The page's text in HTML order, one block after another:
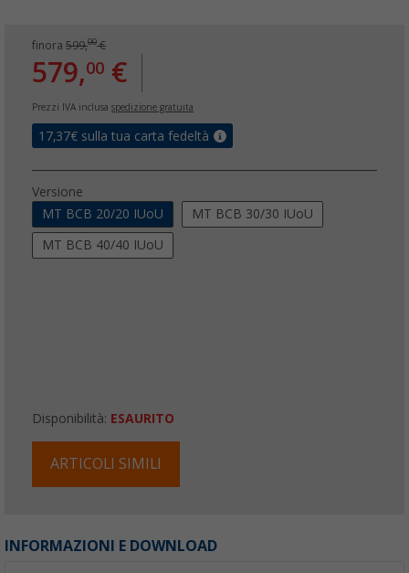
finora 599,00€
579,00 €
Prezzi IVA inclusa spedizione gratuita
17,37€ sulla tua carta fedeltà
Versione
MT BCB 20/20 IUoU
MT BCB 30/30 IUoU
MT BCB 40/40 IUoU
Disponibilità: ESAURITO
ARTICOLI SIMILI
INFORMAZIONI E DOWNLOAD